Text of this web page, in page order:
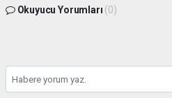
Okuyucu Yorumları (0)